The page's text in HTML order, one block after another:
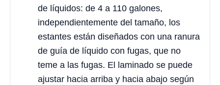
de líquidos: de 4 a 110 galones,
independientemente del tamaño, los
estantes están diseñados con una ranura
de guía de líquido con fugas, que no
teme a las fugas. El laminado se puede
ajustar hacia arriba y hacia abajo según